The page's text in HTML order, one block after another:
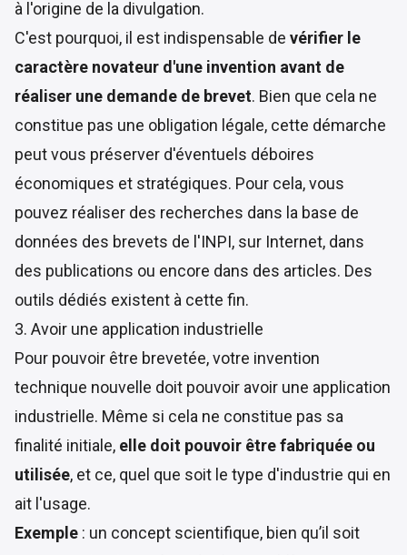
à l'origine de la divulgation.
C'est pourquoi, il est indispensable de vérifier le
caractère novateur d'une invention avant de
réaliser une demande de brevet. Bien que cela ne
constitue pas une obligation légale, cette démarche
peut vous préserver d'éventuels déboires
économiques et stratégiques. Pour cela, vous
pouvez réaliser des recherches dans la base de
données des brevets de l'INPI, sur Internet, dans
des publications ou encore dans des articles. Des
outils dédiés existent à cette fin.
3. Avoir une application industrielle
Pour pouvoir être brevetée, votre invention
technique nouvelle doit pouvoir avoir une application
industrielle. Même si cela ne constitue pas sa
finalité initiale, elle doit pouvoir être fabriquée ou
utilisée, et ce, quel que soit le type d'industrie qui en
ait l'usage.
Exemple : un concept scientifique, bien qu’il soit